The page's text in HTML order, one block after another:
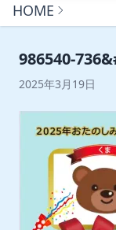
HOME
986540-
2025年3月19日